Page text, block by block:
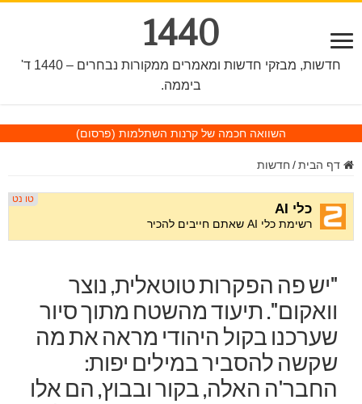
1440
חדשות, מבזקי חדשות ומאמרים ממקורות נבחרים – 1440 ד'
ביממה.
השוואה חכמה של קרנות השתלמות (פרסום)
דף הבית / חדשות
"יש פה הפקרות טוטאלית, נוצר
וואקום". תיעוד מהשטח מתוך סיור
שערכנו בקול היהודי מראה את מה
שקשה להסביר במילים יפות:
החבר'ה האלה, בקור ובבוץ, הם אלו